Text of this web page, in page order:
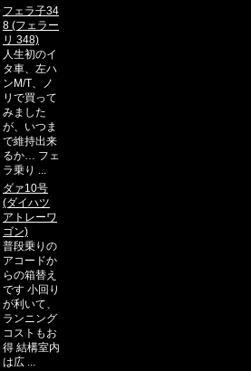
フェラ子34
8 (フェラー
リ 348)
人生初のイ
タ車、左ハ
ンM/T、ノ
リで買って
みました
が、いつま
で維持出来
るか… フェ
ラ乗り ...
ダァ10号
(ダイハツ
アトレーワ
ゴン)
普段乗りの
アコードか
らの箱替え
です 小回り
が利いて、
ランニング
コストもお
得 結構室内
は広 ...